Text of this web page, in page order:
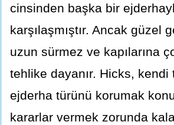
cinsinden başka bir
karşılaşmıştır. Ancak güzel
uzun sürmez ve kapılarına
tehlike dayanır. Hicks, kendi
ejderha türünü korumak
kararlar vermek zorunda